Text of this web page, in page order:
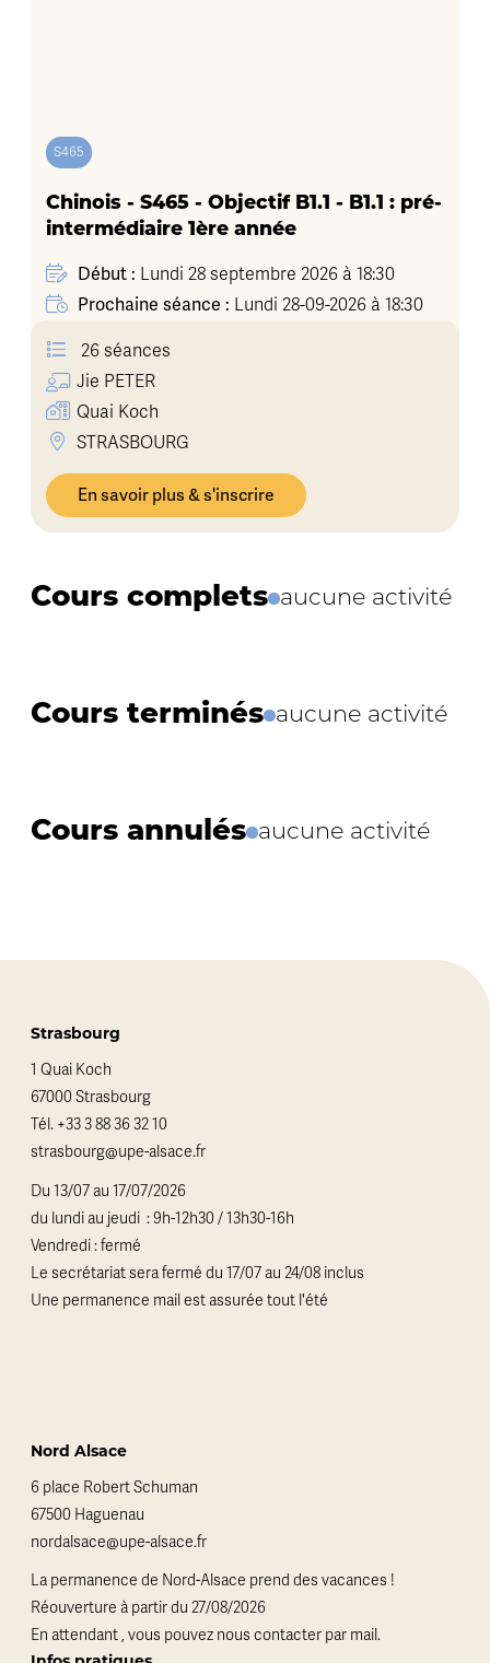
S465
Chinois - S465 - Objectif B1.1 - B1.1 : pré-
intermédiaire 1ère année
Début : Lundi 28 septembre 2026 à 18:30
Prochaine séance : Lundi 28-09-2026 à 18:30
26 séances
Jie PETER
Quai Koch
STRASBOURG
En savoir plus & s'inscrire
Cours complets aucune activité
Cours terminés aucune activité
Cours annulés aucune activité
Strasbourg
1 Quai Koch
67000 Strasbourg
Tél. +33 3 88 36 32 10
strasbourg@upe-alsace.fr
Du 13/07 au 17/07/2026
du lundi au jeudi : 9h-12h30 / 13h30-16h
Vendredi : fermé
Le secrétariat sera fermé du 17/07 au 24/08 inclus
Une permanence mail est assurée tout l'été
Nord Alsace
6 place Robert Schuman
67500 Haguenau
nordalsace@upe-alsace.fr
La permanence de Nord-Alsace prend des vacances !
Réouverture à partir du 27/08/2026
En attendant , vous pouvez nous contacter par mail.